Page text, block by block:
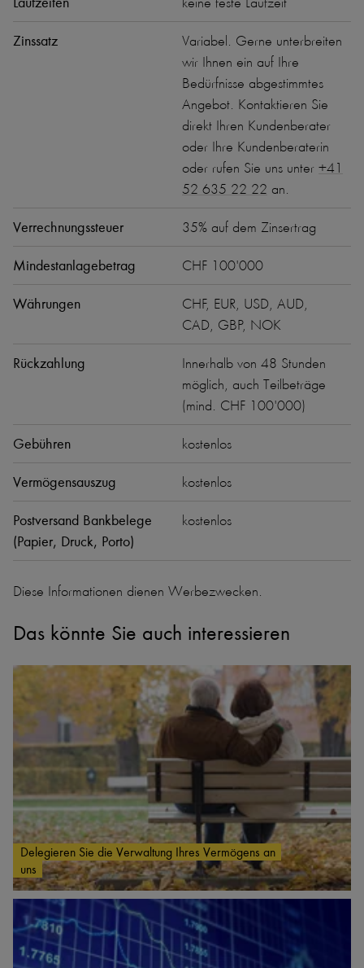
Zinssatz
Variabel. Gerne unterbreiten
wir Ihnen ein auf Ihre
Bedürfnisse abgestimmtes
Angebot. Kontaktieren Sie
direkt Ihren Kundenberater
oder Ihre Kundenberaterin
oder rufen Sie uns unter +41
52 635 22 22 an.
Verrechnungssteuer 35% auf dem Zinsertrag
Mindestanlagebetrag CHF 100'000
Währungen
CHF, EUR, USD, AUD,
CAD, GBP, NOK
Rückzahlung
Innerhalb von 48 Stunden
möglich, auch Teilbeträge
(mind. CHF 100'000)
Gebühren kostenlos
Vermögensauszug kostenlos
Postversand Bankbelege
(Papier, Druck, Porto)
kostenlos
Diese Informationen dienen Werbezwecken.
Das könnte Sie auch interessieren
Delegieren Sie die Verwaltung Ihres Vermögens an
uns